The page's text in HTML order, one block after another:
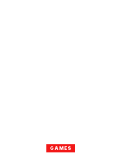
GAMES